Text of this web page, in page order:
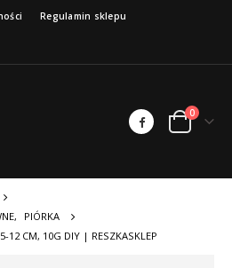
Regulamin sklepu
0
,
PIÓRKA
12 CM, 10G DIY | RESZKASKLEP